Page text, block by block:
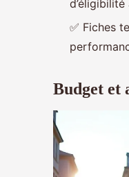
✅ Fiches
Budget et